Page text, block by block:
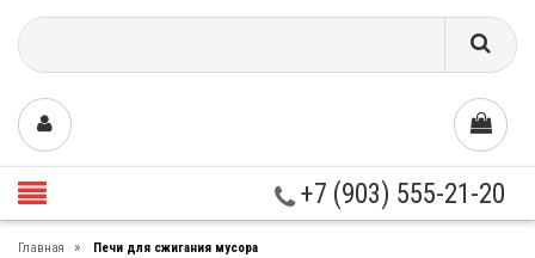
+7 (903) 555-21-20
Главная » Печи для сжигания мусора